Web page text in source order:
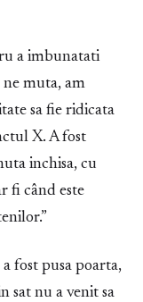
a imbunatati
ne muta, am
sa fie ridicata
X. A fost
inchisa, cu
fi când este
fost pusa poarta,
sat nu a venit sa